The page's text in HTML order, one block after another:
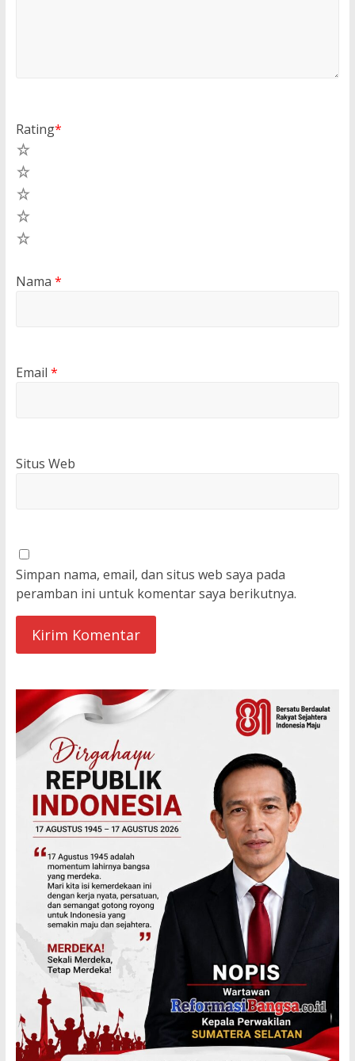
Rating*
Nama *
Email *
Situs Web
Simpan nama, email, dan situs web saya pada
peramban ini untuk komentar saya berikutnya.